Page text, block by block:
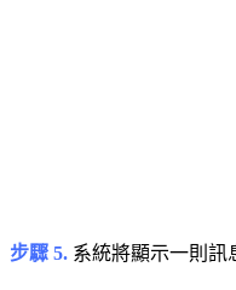
步驟 5. 系統將顯示一則訊